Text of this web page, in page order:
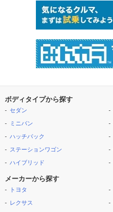
ボディタイプから探す
セダン
ミニバン
ハッチバック
ステーションワゴン
ハイブリッド
メーカーから探す
トヨタ
レクサス